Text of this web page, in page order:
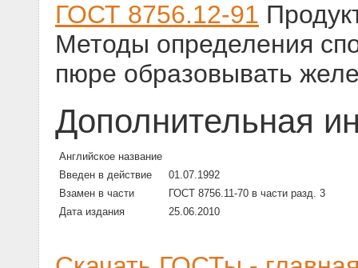
ГОСТ 8756.12-91
Методы определения
пюре образовывать
Дополнительная
Английское название
Введен в действие
01.07.1992
Взамен в части
ГОСТ 8756.11-70 в части разд. 3
Дата издания
25.06.2010